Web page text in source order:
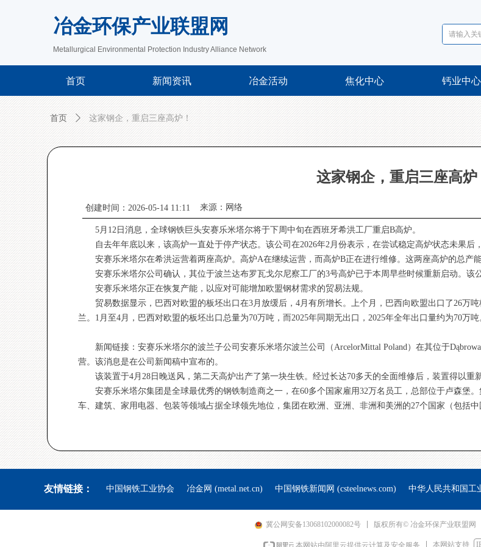
冶金环保产业联盟网
Metallurgical Environmental Protection Industry Alliance Network
首页 新闻资讯 冶金活动 焦化中心 钙业中心
这家钢企，重启三座高炉
5月12日消息，全球钢铁巨头安赛乐米塔尔将于下周中旬在西班牙希洪工厂重启B高炉。
自去年年底以来，该高炉一直处于停产状态。该公司在2026年2月份表示，在尝试稳定高炉状态未果后
安赛乐米塔尔在希洪运营着两座高炉。高炉A在继续运营，而高炉B正在进行维修。这两座高炉的总产
安赛乐米塔尔公司确认，其位于波兰达布罗瓦戈尔尼察工厂的3号高炉已于本周早些时候重新启动。该
安赛乐米塔尔正在恢复产能，以应对可能增加欧盟钢材需求的贸易法规。
贸易数据显示，巴西对欧盟的板坯出口在3月放缓后，4月有所增长。上个月，巴西向欧盟出口了26万
兰。1月至4月，巴西对欧盟的板坯出口总量为70万吨，而2025年同期无出口，2025年全年出口量约为70万
新闻链接：安赛乐米塔尔的波兰子公司安赛乐米塔尔波兰公司（ArcelorMittal Poland）在其位于
营。该消息是在公司新闻稿中宣布的。
该装置于4月28日晚送风，第二天高炉出产了第一块生铁。经过长达70多天的全面维修后，装置得以重
安赛乐米塔尔集团是全球最优秀的钢铁制造商之一，在60多个国家雇用32万名员工，总部位于卢森堡
车、建筑、家用电器、包装等领域占据全球领先地位，集团在欧洲、亚洲、非洲和美洲的27个国家（包括
来源：网络
创建时间： 2026-05-14 11:11
首页 ꄲ 这家钢企，重启三座高炉！
友情链接： 中国钢铁工业协会 冶金网 (metal.net.cn) 中国钢铁新闻网 (csteelnews.com) 中华人民共和国工
冀公网安备13068102000082号 版权所有© 冶金环保产业联盟网
本网站由阿里云提供云计算及安全服务 本网站支持